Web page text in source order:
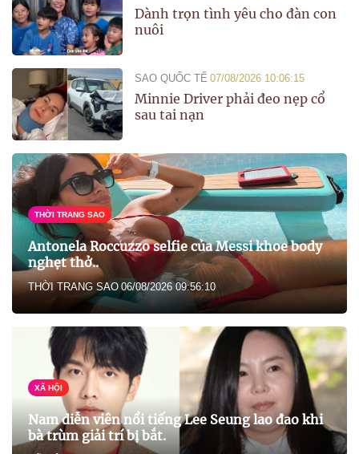
Dành trọn tình yêu cho đàn con
nuôi
SAO QUỐC TẾ 07/08/2026 10:06:15
Minnie Driver phải đeo nẹp cổ
sau tai nạn
THỜI TRANG SAO
Antonela Roccuzzo selfie của Messi khoe body
nghẹt thở..
THỜI TRANG SAO 06/08/2026 09:56:10
XÃ HỘI
Nam diễn viên nổi tiếng Lee Seung lao đao khi
bà trùm giải trí bị bắt.